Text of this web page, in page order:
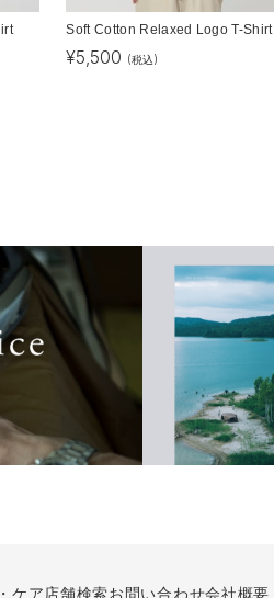
Soft Cotton Relaxed Logo T-Shirt
¥5,500 (税込)
ケア店舗検索お問い合わせ会社概要